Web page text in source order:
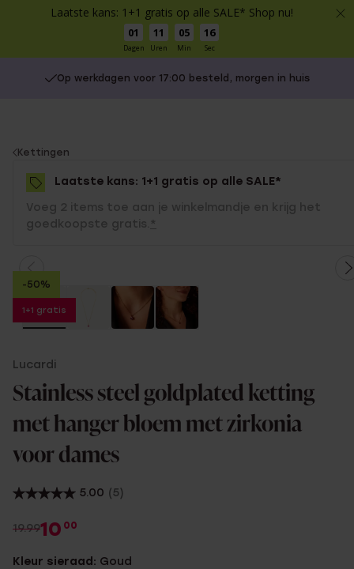
Laatste kans: 1+1 gratis op alle SALE* Shop nu!
01
Dagen
11
Uren
05
Min
16
Sec
Op werkdagen voor 17:00 besteld, morgen in huis
You
are
here:
Kettingen
Laatste kans: 1+1 gratis op alle SALE*
Voeg 2 items toe aan je winkelmandje en krijg het
goedkoopste gratis. *
-50%
1+1 gratis
Lucardi
Stainless steel goldplated ketting
met hanger bloem met zirkonia
voor dames
5.00 (5)
19.9910 00
Kleur sieraad: Goud